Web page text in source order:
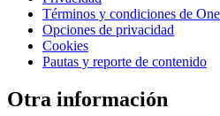
Términos y condiciones de
Opciones de privacidad
Cookies
Pautas y reporte de contenido
Otra información